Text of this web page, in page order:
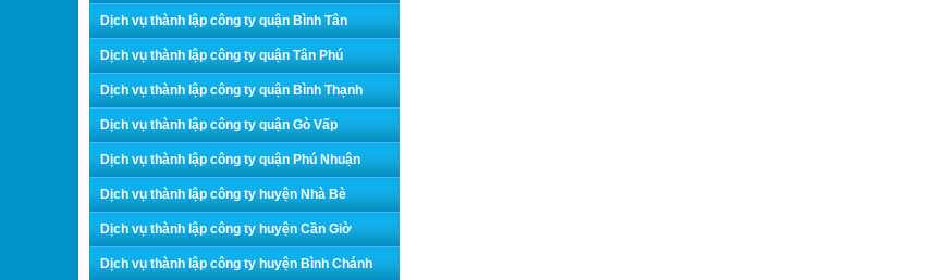
Dịch vụ thành lập công ty quận Bình Tân
Dịch vụ thành lập công ty quận Tân Phú
Dịch vụ thành lập công ty quận Bình Thạnh
Dịch vụ thành lập công ty quận Gò Vấp
Dịch vụ thành lập công ty quận Phú Nhuận
Dịch vụ thành lập công ty huyện Nhà Bè
Dịch vụ thành lập công ty huyện Cần Giờ
Dịch vụ thành lập công ty huyện Bình Chánh